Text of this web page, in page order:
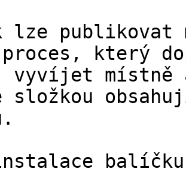
lze publikovat
proces, který
vyvíjet
složkou
balíčku